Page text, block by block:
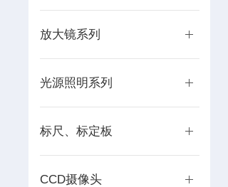
放大镜系列
光源照明系列
标尺、标定板
CCD摄像头